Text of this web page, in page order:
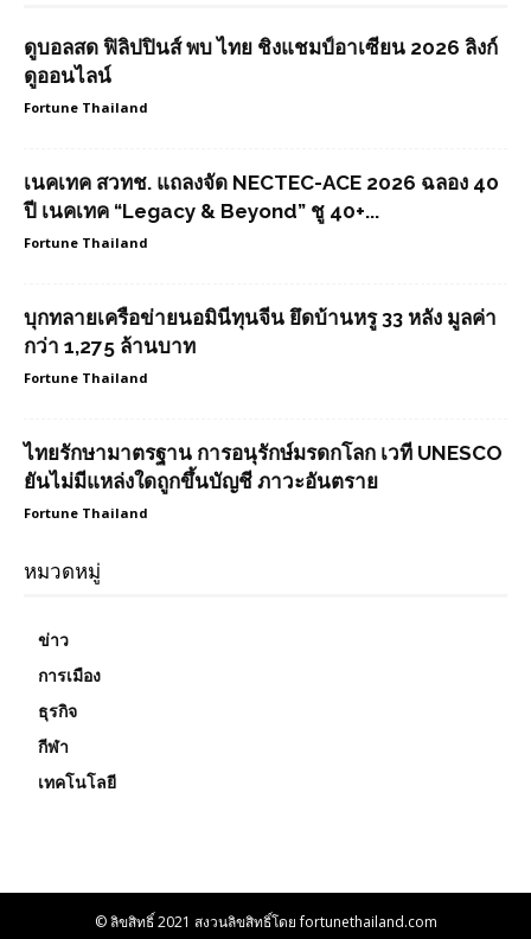
ดูบอลสด ฟิลิปปินส์ พบ ไทย ชิงแชมป์อาเซียน 2026 ลิงก์
ดูออนไลน์
Fortune Thailand
เนคเทค สวทช. แถลงจัด NECTEC-ACE 2026 ฉลอง 40
ปี เนคเทค “Legacy & Beyond” ชู 40+...
Fortune Thailand
บุกทลายเครือข่ายนอมินีทุนจีน ยึดบ้านหรู 33 หลัง มูลค่า
กว่า 1,275 ล้านบาท
Fortune Thailand
ไทยรักษามาตรฐาน การอนุรักษ์มรดกโลก เวที UNESCO
ยันไม่มีแหล่งใดถูกขึ้นบัญชี ภาวะอันตราย
Fortune Thailand
หมวดหมู่
ข่าว
การเมือง
ธุรกิจ
กีฬา
เทคโนโลยี
© ลิขสิทธิ์ 2021 สงวนลิขสิทธิ์โดย fortunethailand.com